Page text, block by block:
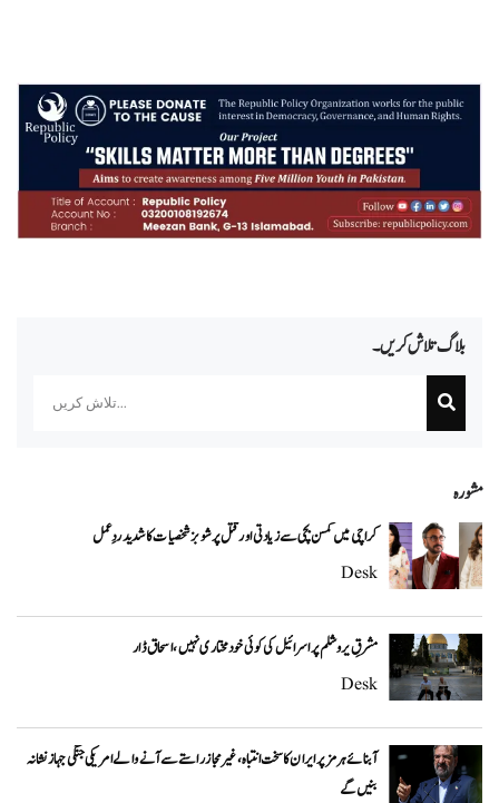
بلاگ تلاش کریں۔
مشورہ
کراچی میں کمسن بچی سے زیادتی اور قتل پر شوبز شخصیات کا شدید ردِعمل
Desk
مشرقِ یروشلم پر اسرائیل کی کوئی خودمختاری نہیں، اسحاق ڈار
Desk
آبنائے ہرمز پر ایران کا سخت انتباہ، غیر مجاز راستے سے آنے والے امریکی جنگی جہاز نشانہ
بنیں گے